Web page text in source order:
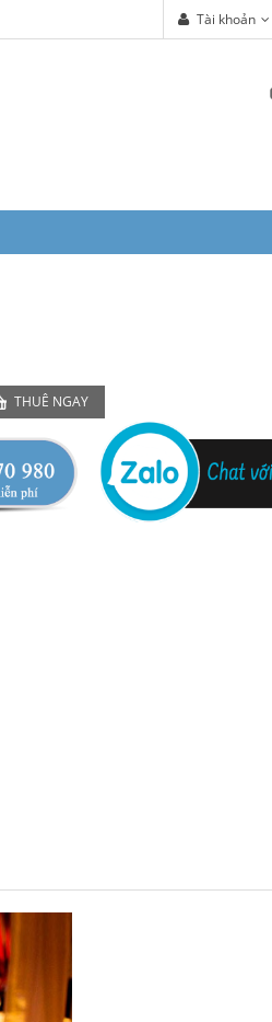
Tài khoản
THUÊ NGAY